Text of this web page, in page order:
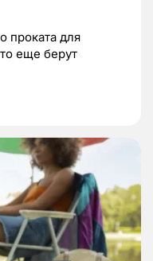
проката для
еще берут